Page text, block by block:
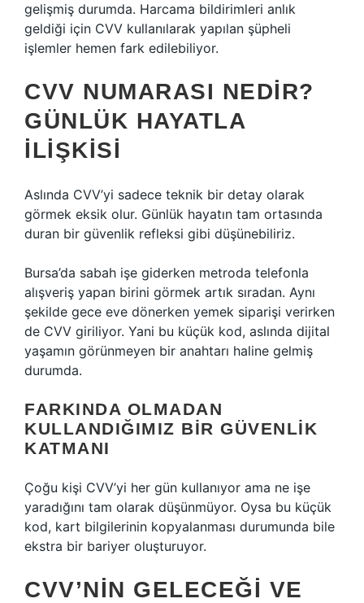
gelişmiş durumda. Harcama bildirimleri anlık
geldiği için CVV kullanılarak yapılan şüpheli
işlemler hemen fark edilebiliyor.
CVV NUMARASI NEDIR?
GÜNLÜK HAYATLA
ILIŞKISI
Aslında CVV’yi sadece teknik bir detay olarak
görmek eksik olur. Günlük hayatın tam ortasında
duran bir güvenlik refleksi gibi düşünebiliriz.
Bursa’da sabah işe giderken metroda telefonla
alışveriş yapan birini görmek artık sıradan. Aynı
şekilde gece eve dönerken yemek siparişi verirken
de CVV giriliyor. Yani bu küçük kod, aslında dijital
yaşamın görünmeyen bir anahtarı haline gelmiş
durumda.
FARKINDA OLMADAN
KULLANDIĞIMIZ BIR GÜVENLIK
KATMANI
Çoğu kişi CVV’yi her gün kullanıyor ama ne işe
yaradığını tam olarak düşünmüyor. Oysa bu küçük
kod, kart bilgilerinin kopyalanması durumunda bile
ekstra bir bariyer oluşturuyor.
CVV’NIN GELECEĞI VE